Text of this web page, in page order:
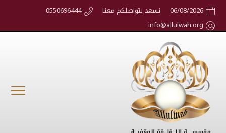
06/08/2026 نسعد بتواصلكم معنا
0550696444
info@allulwah.org